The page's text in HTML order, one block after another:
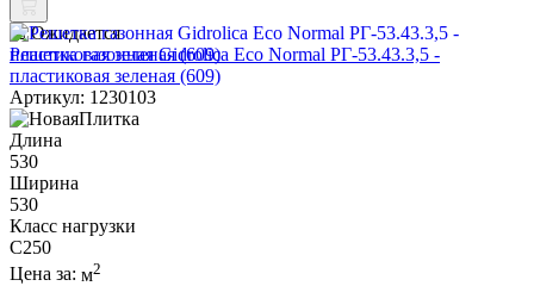
Ожидается
Решетка газонная Gidrolica Eco Normal РГ-53.43.3,5 -
пластиковая зеленая (609)
Артикул: 1230103
Длина
530
Ширина
530
Класс нагрузки
C250
Цена за: м2